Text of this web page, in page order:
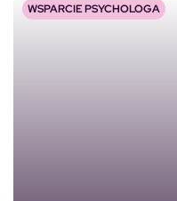
WSPARCIE PSYCHOLOGA